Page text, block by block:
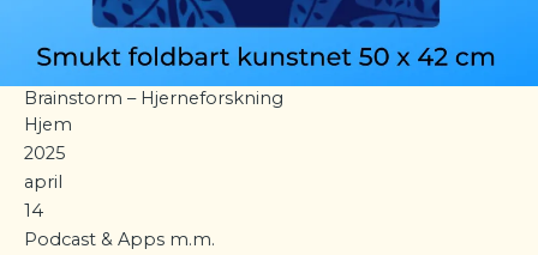
Brainstorm – Hjerneforskning
Hjem
2025
april
14
Podcast & Apps m.m.